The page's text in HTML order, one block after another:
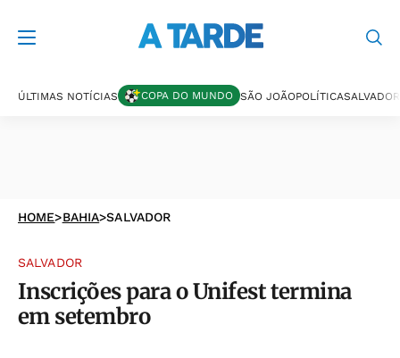
ÚLTIMAS NOTÍCIAS COPA DO MUNDO SÃO JOÃOPOLÍTICASALVADOR
HOME>BAHIA>SALVADOR
SALVADOR
Inscrições para o Unifest termina
em setembro